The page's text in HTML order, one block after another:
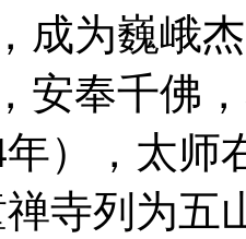
成为巍峨
安奉千佛
年），太
寺列为五